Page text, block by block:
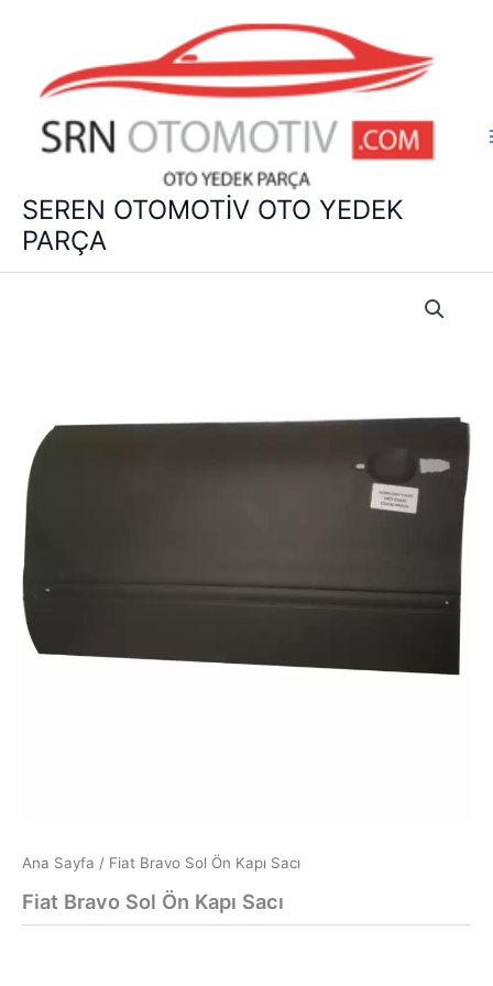
SEREN OTOMOTİV OTO YEDEK
PARÇA
Ana Sayfa / Fiat Bravo Sol Ön Kapı Sacı
Fiat Bravo Sol Ön Kapı Sacı